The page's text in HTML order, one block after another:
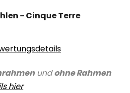
undohne Rahmen
hier
- Cinque Terre